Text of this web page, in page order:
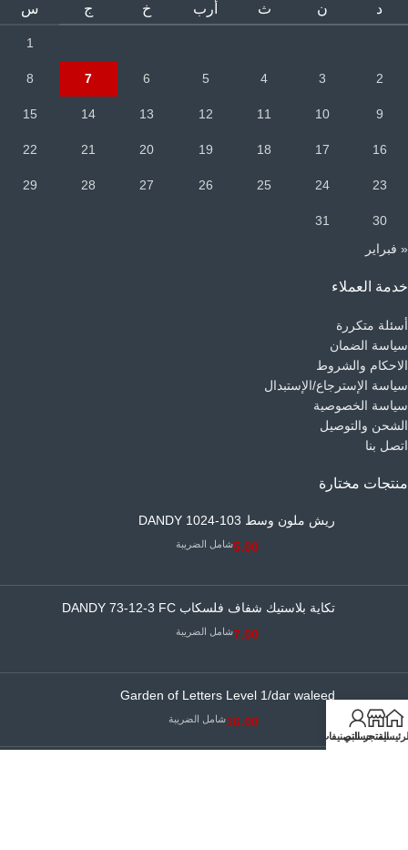
د ن ث أرب خ ج س
1
2
3
4
5
6
7
8
9
10
11
12
13
14
15
16
17
18
19
20
21
22
23
24
25
26
27
28
29
30
31
« فبراير
خدمة العملاء
أسئلة متكررة
سياسة الضمان
الاحكام والشروط
سياسة الإسترجاع/الإستبدال
سياسة الخصوصية
الشحن والتوصيل
اتصل بنا
منتجات مختارة
ريش ملون وسط DANDY 1024-103
5.00شامل الضريبة
تكاية بلاستيك شفاف فلسكاب DANDY 73-12-3 FC
7.00شامل الضريبة
Garden of Letters Level 1/dar waleed
16.00شامل الضريبة
المتجرحسابيالتصنيفات